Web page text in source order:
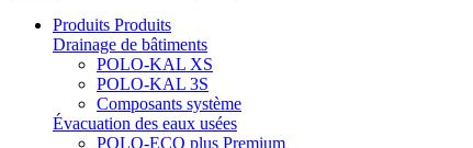
Produits Produits
Drainage de bâtiments
POLO-KAL XS
POLO-KAL 3S
Composants système
Évacuation des eaux usées
POLO-ECO plus Premium